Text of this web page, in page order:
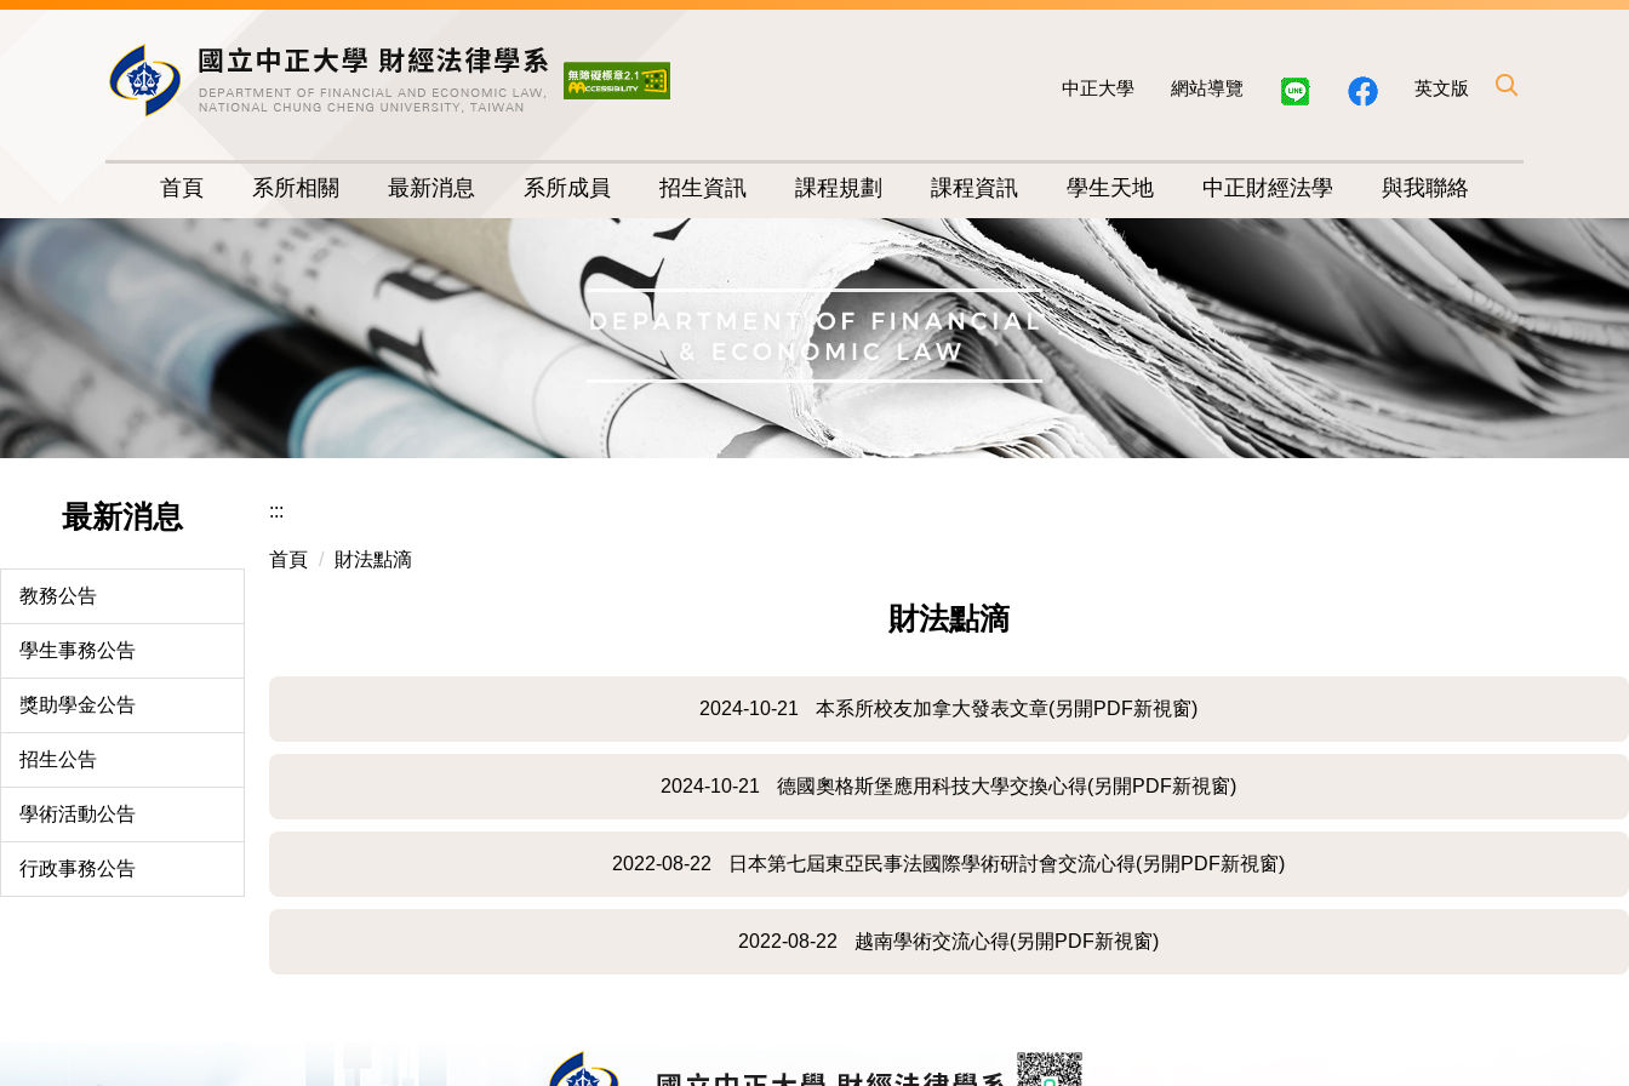
中正大學 網站導覽 英文版
首頁 系所相關 最新消息 系所成員 招生資訊 課程規劃 課程資訊 學生天地 中正財經法學 與我聯絡
最新消息
教務公告
學生事務公告
獎助學金公告
招生公告
學術活動公告
行政事務公告
:::
首頁 財法點滴
財法點滴
2024-10-21 本系所校友加拿大發表文章(另開PDF新視窗)
2024-10-21 德國奧格斯堡應用科技大學交換心得(另開PDF新視窗)
2022-08-22 日本第七屆東亞民事法國際學術研討會交流心得(另開PDF新視窗)
2022-08-22 越南學術交流心得(另開PDF新視窗)